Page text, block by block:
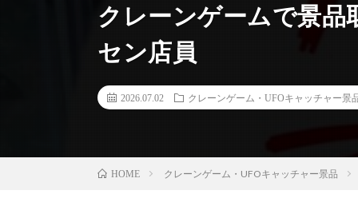
クレーンゲームで景品
セン店員
2026.07.02 クレーンゲーム・UFOキャッチャー景
HOME クレーンゲーム・UFOキャッチャー景品